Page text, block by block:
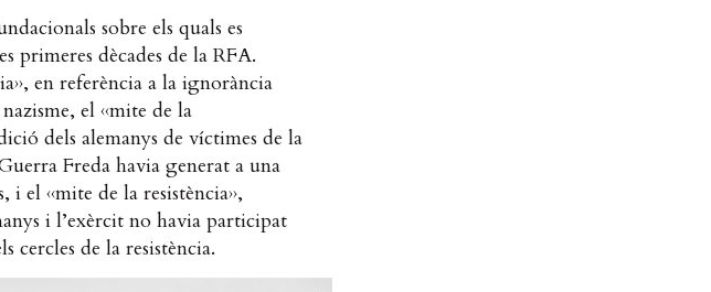
sobre els quals es
primeres dècades de la RFA.
en referència a la ignorància
el ‹‹mite de la
dels alemanys de víctimes de la
Freda havia generat a una
‹‹mite de la resistència››,
i l’exèrcit no havia participat
cercles de la resistència.